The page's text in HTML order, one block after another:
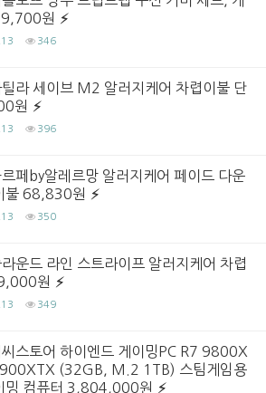
원
346
틸라 세이브 M2 알러지케어 차렵이불 단
원
396
르페by알레르망 알러지케어 페이드 다운
불 68,830원
350
라운드 라인 스트라이프 알러지케어 차렵
원
349
씨스토어 하이엔드 게이밍PC R7 9800X
(32GB, M.2 1TB) 스팀게임용
밍 컴퓨터 3,804,000원